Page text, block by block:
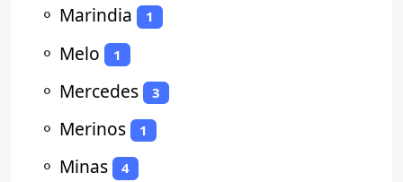
⚬ Marindia 1
⚬ Melo 1
⚬ Mercedes 3
⚬ Merinos 1
⚬ Minas 4